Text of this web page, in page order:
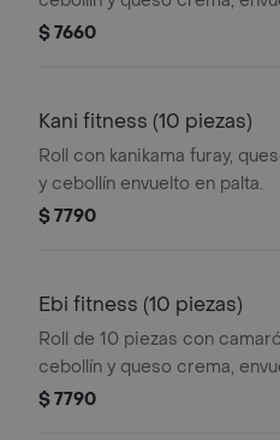
nori tempurizado. Sin opción
$ 7660
Kani fitness (10 piezas)
Roll con kanikama furay,
y cebollín envuelto en palta.
$ 7790
Ebi fitness (10 piezas)
Roll de 10 piezas con
cebollín y queso crema,
nori tempurizado. Sin opción
$ 7790